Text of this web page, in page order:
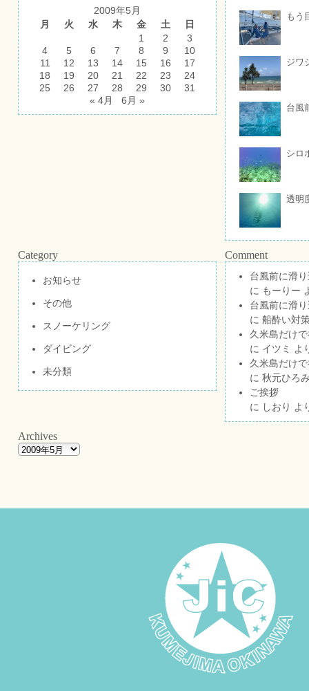
2009年5月
月
火 水 木 金 土
日
1
2
3
4
5 6 7 8 9
10
11
12 13 14 15 16
17
18
19 20 21 22 23
24
25
26 27 28 29 30
31
« 4月
6月 »
もう
ジワ
台風
シロ
透明
Category
お知らせ
その他
スノーケリング
ダイビング
未分類
Comment
台風前に滑
に もーりー
台風前に滑
に 船酔い対
久米島だけ
に イツミ
よ
久米島だけ
に 秋元ひろ
ご挨拶
に しおり よ
Archives